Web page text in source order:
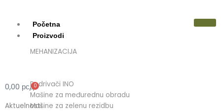
Početna
Proizvodi
MEHANIZACIJA
Podrivači INO
Mašine za međurednu obradu
Mašine za zelenu rezidbu
0,00 рсд0
Cart
Aktuelnosti